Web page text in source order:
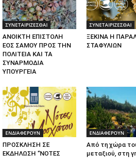
ΣΥΝΕΤΑΙΡΙΖΕΣΘΑΙ
ΑΝΟΙΚΤΗ ΕΠΙΣΤΟΛΗ
ΕΟΣ ΣΑΜΟΥ ΠΡΟΣ ΤΗΝ
ΠΟΛΙΤΕΙΑ ΚΑΙ ΤΑ
ΣΥΝΑΡΜΟΔΙΑ
ΥΠΟΥΡΓΕΙΑ
ΣΥΝΕΤΑΙΡΙΖΕΣΘΑΙ
ΞΕΚΙΝΑ Η
ΣΤΑΦΥΛΙΩΝ
ΕΝΔΙΑΦΕΡΟΥΝ
ΠΡΟΣΚΛΗΣΗ ΣΕ
ΕΚΔΗΛΩΣΗ “ΝΟΤΕΣ
ΕΝΔΙΑΦΕΡΟΥΝ
Από τη χώρα
μεταξιού, στη